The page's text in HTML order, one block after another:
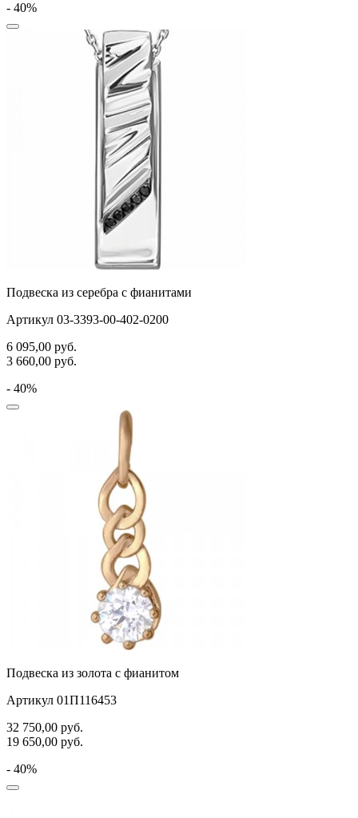
- 40%
Подвеска из серебра с фианитами
Артикул 03-3393-00-402-0200
6 095,00 руб.
3 660,00 руб.
- 40%
Подвеска из золота с фианитом
Артикул 01П116453
32 750,00 руб.
19 650,00 руб.
- 40%